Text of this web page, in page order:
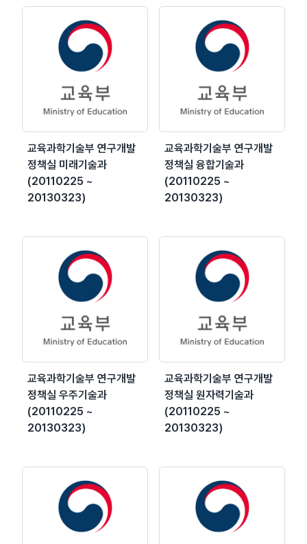
교육과학기술부 연구개발
정책실 미래기술과
(20110225 ~
20130323)
교육과학기술부 연구개발
정책실 융합기술과
(20110225 ~
20130323)
교육과학기술부 연구개발
정책실 우주기술과
(20110225 ~
20130323)
교육과학기술부 연구개발
정책실 원자력기술과
(20110225 ~
20130323)